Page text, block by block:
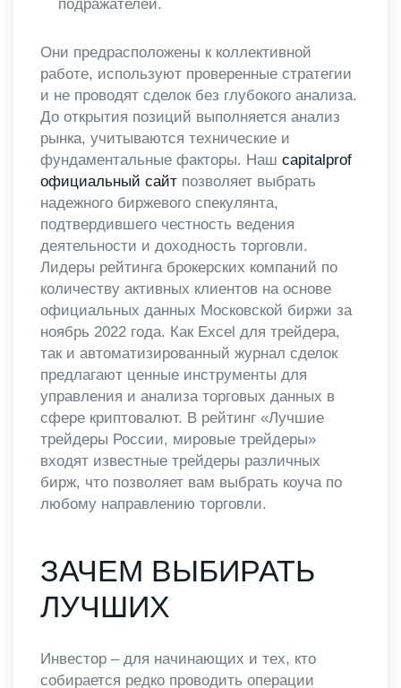
подражателей.
Они предрасположены к коллективной
работе, используют проверенные стратегии
и не проводят сделок без глубокого анализа.
До открытия позиций выполняется анализ
рынка, учитываются технические и
фундаментальные факторы. Наш capitalprof
официальный сайт позволяет выбрать
надежного биржевого спекулянта,
подтвердившего честность ведения
деятельности и доходность торговли.
Лидеры рейтинга брокерских компаний по
количеству активных клиентов на основе
официальных данных Московской биржи за
ноябрь 2022 года. Как Excel для трейдера,
так и автоматизированный журнал сделок
предлагают ценные инструменты для
управления и анализа торговых данных в
сфере криптовалют. В рейтинг «Лучшие
трейдеры России, мировые трейдеры»
входят известные трейдеры различных
бирж, что позволяет вам выбрать коуча по
любому направлению торговли.
ЗАЧЕМ ВЫБИРАТЬ
ЛУЧШИХ
Инвестор – для начинающих и тех, кто
собирается редко проводить операции